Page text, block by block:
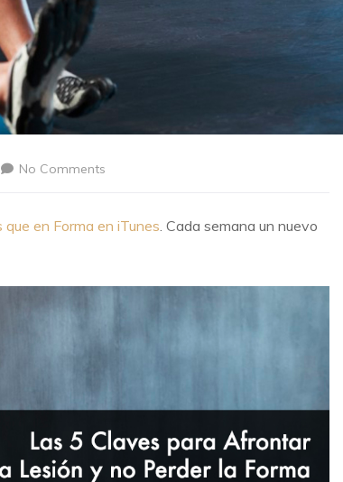
No Comments
que en Forma en iTunes . Cada semana un nuevo